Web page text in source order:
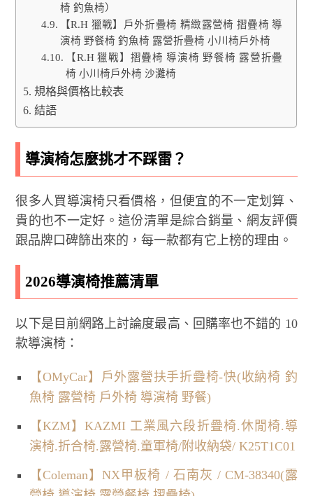
椅 釣魚椅）
【R.H 獵戰】戶外折疊椅 精緻露營椅 摺疊椅 導
演椅 野餐椅 釣魚椅 露營折疊椅 小川椅戶外椅
【R.H 獵戰】摺疊椅 導演椅 野餐椅 露營折疊
椅 小川椅戶外椅 沙灘椅
規格與價格比較表
結語
導演椅怎麼挑才不踩雷？
很多人買導演椅只看價格，但便宜的不一定划算、
貴的也不一定好。這份清單是綜合銷量、網友評價
跟品牌口碑篩出來的，每一款都有它上榜的理由。
2026導演椅推薦清單
以下是目前網路上討論度最高、回購率也不錯的 10
款導演椅：
【OMyCar】戶外露營扶手折疊椅-快(收納椅 釣
魚椅 露營椅 戶外椅 導演椅 野餐)
【KZM】KAZMI 工業風六段折疊椅.休閒椅.導
演椅.折合椅.露營椅.童軍椅/附收納袋/ K25T1C01
【Coleman】NX甲板椅 / 石南灰 / CM-38340(露